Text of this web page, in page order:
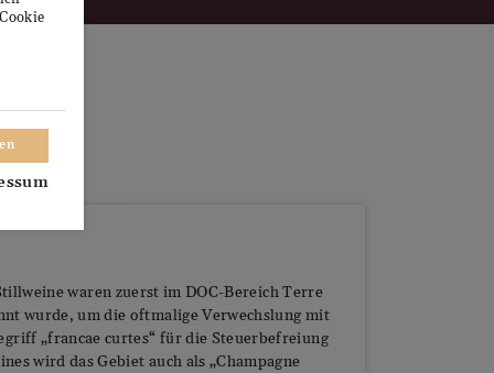
waren zuerst im DOC-Bereich Terre
wurde, um die oftmalige Verwechslung mit
„francae curtes“ für die Steuerbefreiung
wird das Gebiet auch als „Champagne